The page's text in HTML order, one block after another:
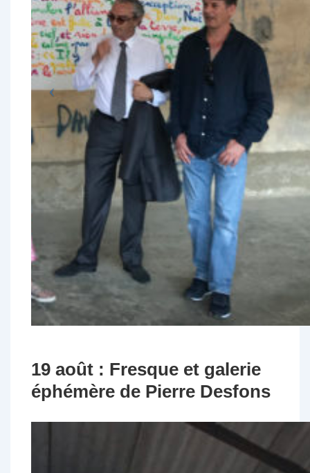
19 août : Fresque et galerie
éphémère de Pierre Desfons